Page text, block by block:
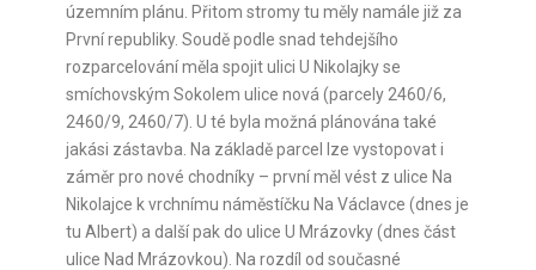
územním plánu. Přitom stromy tu měly namále již za
První republiky. Soudě podle snad tehdejšího
rozparcelování měla spojit ulici U Nikolajky se
smíchovským Sokolem ulice nová (parcely 2460/6,
2460/9, 2460/7). U té byla možná plánována také
jakási zástavba. Na základě parcel lze vystopovat i
záměr pro nové chodníky – první měl vést z ulice Na
Nikolajce k vrchnímu náměstíčku Na Václavce (dnes je
tu Albert) a další pak do ulice U Mrázovky (dnes část
ulice Nad Mrázovkou). Na rozdíl od současné